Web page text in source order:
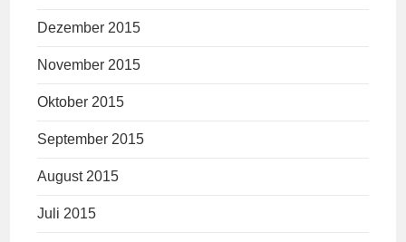
Dezember 2015
November 2015
Oktober 2015
September 2015
August 2015
Juli 2015